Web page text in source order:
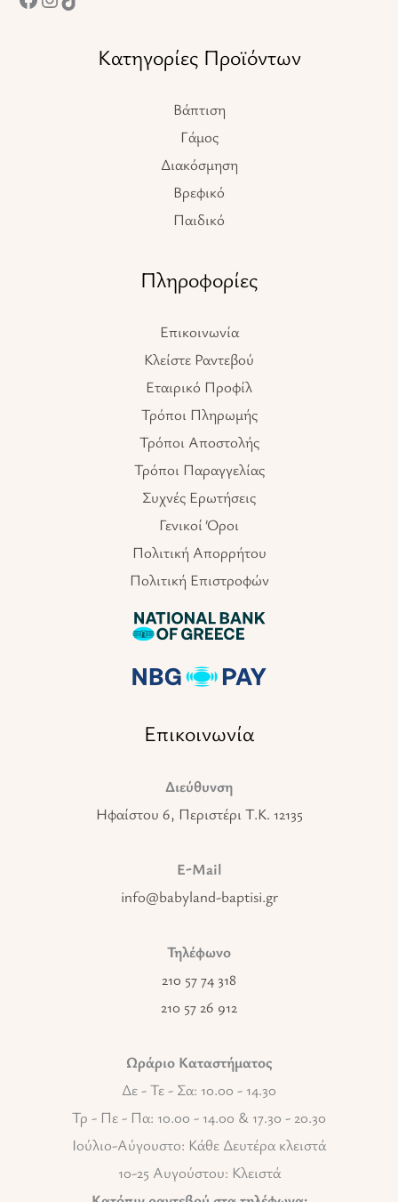
Κατηγορίες Προϊόντων
Βάπτιση
Γάμος
Διακόσμηση
Βρεφικό
Παιδικό
Πληροφορίες
Επικοινωνία
Κλείστε Ραντεβού
Εταιρικό Προφίλ
Τρόποι Πληρωμής
Τρόποι Αποστολής
Τρόποι Παραγγελίας
Συχνές Ερωτήσεις
Γενικοί Όροι
Πολιτική Απορρήτου
Πολιτική Επιστροφών
Επικοινωνία
Διεύθυνση
Ηφαίστου 6, Περιστέρι T.K. 12135
E-Mail
info@babyland-baptisi.gr
Τηλέφωνο
210 57 74 318
210 57 26 912
Ωράριο Καταστήματος
Δε - Τε - Σα: 10.00 - 14.30
Τρ - Πε - Πα: 10.00 - 14.00 & 17.30 - 20.30
Ιούλιο-Αύγουστο: Κάθε Δευτέρα κλειστά
10-25 Αυγούστου: Κλειστά